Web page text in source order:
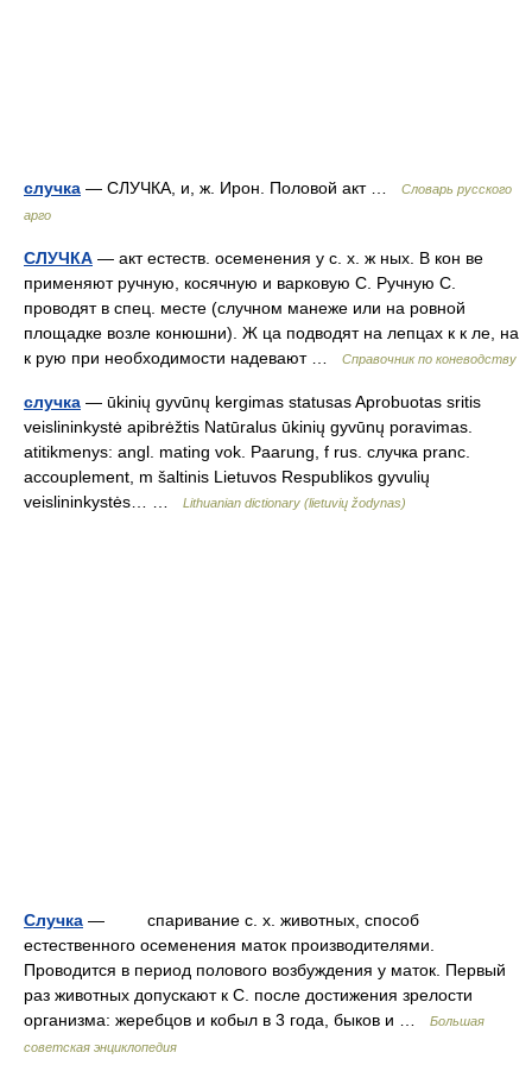
случка — СЛУЧКА, и, ж. Ирон. Половой акт …
Словарь русского
арго
СЛУЧКА — акт естеств. осеменения у с. х. ж ных. В кон ве
применяют ручную, косячную и варковую С. Ручную С.
проводят в спец. месте (случном манеже или на ровной
площадке возле конюшни). Ж ца подводят на лепцах к к ле, на
к рую при необходимости надевают …
Справочник по коневодству
случка — ūkinių gyvūnų kergimas statusas Aprobuotas sritis
veislininkystė apibrėžtis Natūralus ūkinių gyvūnų poravimas.
atitikmenys: angl. mating vok. Paarung, f rus. случка pranc.
accouplement, m šaltinis Lietuvos Respublikos gyvulių
veislininkystės… …
Lithuanian dictionary (lietuvių žodynas)
Случка — спаривание с. х. животных, способ
естественного осеменения маток производителями.
Проводится в период полового возбуждения у маток. Первый
раз животных допускают к С. после достижения зрелости
организма: жеребцов и кобыл в 3 года, быков и …
Большая
советская энциклопедия